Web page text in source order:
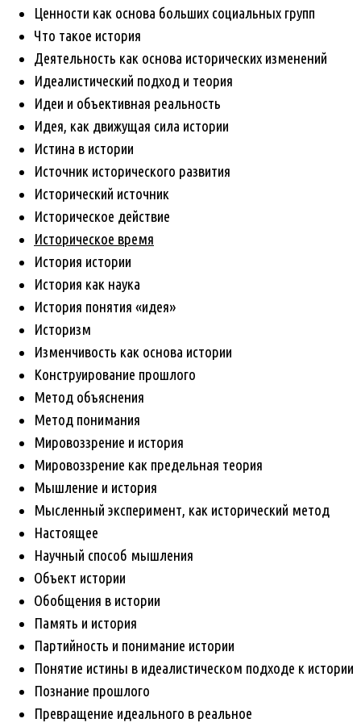
Ценности как основа больших социальных групп
Что такое история
Деятельность как основа исторических изменений
Идеалистический подход и теория
Идеи и объективная реальность
Идея, как движущая сила истории
Истина в истории
Источник исторического развития
Исторический источник
Историческое действие
Историческое время
История истории
История как наука
История понятия «идея»
Историзм
Изменчивость как основа истории
Конструирование прошлого
Метод объяснения
Метод понимания
Мировоззрение и история
Мировоззрение как предельная теория
Мышление и история
Мысленный эксперимент, как исторический метод
Настоящее
Научный способ мышления
Объект истории
Обобщения в истории
Память и история
Партийность и понимание истории
Понятие истины в идеалистическом подходе к истории
Познание прошлого
Превращение идеального в реальное